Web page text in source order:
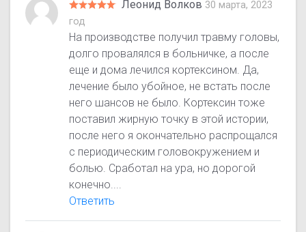
Леонид Волков 30 марта, 2023
год
На производстве получил травму головы,
долго провалялся в больничке, а после
еще и дома лечился кортексином. Да,
лечение было убойное, не встать после
него шансов не было. Кортексин тоже
поставил жирную точку в этой истории,
после него я окончательно распрощался
с периодическим головокружением и
болью. Сработал на ура, но дорогой
конечно....
Ответить